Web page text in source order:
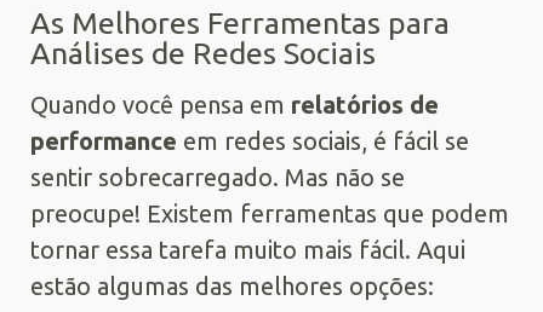
As Melhores Ferramentas para
Análises de Redes Sociais
Quando você pensa em relatórios de
performance em redes sociais, é fácil se
sentir sobrecarregado. Mas não se
preocupe! Existem ferramentas que podem
tornar essa tarefa muito mais fácil. Aqui
estão algumas das melhores opções: